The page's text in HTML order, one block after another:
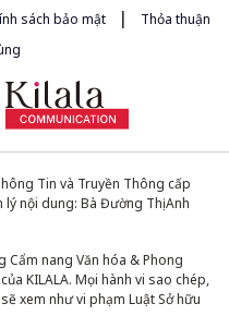
sách bảo mật |
Thỏa thuận
Tin và Truyền Thông cấp
nội dung: Bà Đường Thị Anh
nang Văn hóa & Phong
KILALA. Mọi hành vi sao chép,
xem như vi phạm Luật Sở hữu